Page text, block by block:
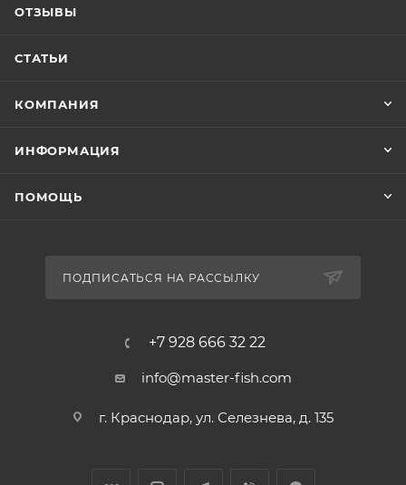
Доставка возможна только компанией СДЭК.
ОТЗЫВЫ
СТАТЬИ
КОМПАНИЯ
ИНФОРМАЦИЯ
ПОМОЩЬ
ПОДПИСАТЬСЯ НА РАССЫЛКУ
+7 928 666 32 22
info@master-fish.com
г. Краснодар, ул. Селезнева, д. 135